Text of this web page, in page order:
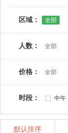
区域： 全部
人数： 全部
价格： 全部
时段： 中午
默认排序